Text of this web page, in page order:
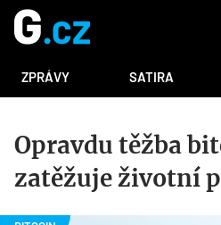
ZPRÁVY SATIRA
Opravdu těžba
zatěžuje životní